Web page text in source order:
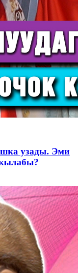
узады. Эми